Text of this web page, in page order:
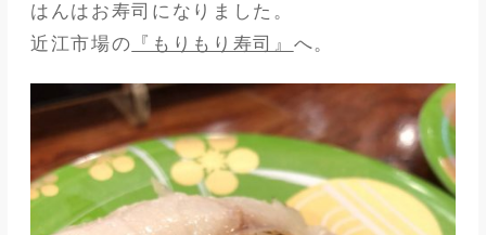
はんはお寿司になりました。
近江市場の 『もりもり寿司』 へ。